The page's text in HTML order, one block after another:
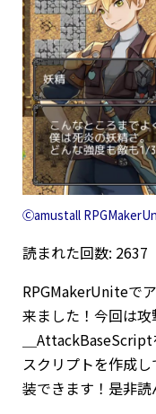
Ⓒamustall
読まれた回数: 2637
RPGMakerUniteで
来ました！今回は
＿
スクリプトを作成
装できます！是非読